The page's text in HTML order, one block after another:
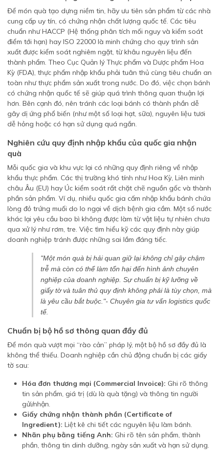
Để món quà tạo dựng niềm tin, hãy ưu tiên sản phẩm từ các nhà
cung cấp uy tín, có chứng nhận chất lượng quốc tế. Các tiêu
chuẩn như HACCP (Hệ thống phân tích mối nguy và kiểm soát
điểm tới hạn) hay ISO 22000 là minh chứng cho quy trình sản
xuất được kiểm soát nghiêm ngặt, từ khâu nguyên liệu đến
thành phẩm. Theo Cục Quản lý Thực phẩm và Dược phẩm Hoa
Kỳ (FDA), thực phẩm nhập khẩu phải tuân thủ cùng tiêu chuẩn an
toàn như thực phẩm sản xuất trong nước. Do đó, việc chọn bánh
có chứng nhận quốc tế sẽ giúp quá trình thông quan thuận lợi
hơn. Bên cạnh đó, nên tránh các loại bánh có thành phần dễ
gây dị ứng phổ biến (như một số loại hạt, sữa), nguyên liệu tươi
dễ hỏng hoặc có hạn sử dụng quá ngắn.
Nghiên cứu quy định nhập khẩu của quốc gia nhận
quà
Mỗi quốc gia và khu vực lại có những quy định riêng về nhập
khẩu thực phẩm. Các thị trường khó tính như Hoa Kỳ, Liên minh
châu Âu (EU) hay Úc kiểm soát rất chặt chẽ nguồn gốc và thành
phần sản phẩm. Ví dụ, nhiều quốc gia cấm nhập khẩu bánh chứa
lòng đỏ trứng muối do lo ngại về dịch bệnh gia cầm. Một số nước
khác lại yêu cầu bao bì không được làm từ vật liệu tự nhiên chưa
qua xử lý như rơm, tre. Việc tìm hiểu kỹ các quy định này giúp
doanh nghiệp tránh được những sai lầm đáng tiếc.
"Một món quà bị hải quan giữ lại không chỉ gây chậm
trễ mà còn có thể làm tổn hại đến hình ảnh chuyên
nghiệp của doanh nghiệp. Sự chuẩn bị kỹ lưỡng về
giấy tờ và tuân thủ quy định không phải là tùy chọn, mà
là yêu cầu bắt buộc."- Chuyên gia tư vấn logistics quốc
tế.
Chuẩn bị bộ hồ sơ thông quan đầy đủ
Để món quà vượt mọi “rào cản” pháp lý, một bộ hồ sơ đầy đủ là
không thể thiếu. Doanh nghiệp cần chủ động chuẩn bị các giấy
tờ sau:
Hóa đơn thương mại (Commercial Invoice): Ghi rõ thông
tin sản phẩm, giá trị (dù là quà tặng) và thông tin người
gửi/nhận.
Giấy chứng nhận thành phần (Certificate of
Ingredient): Liệt kê chi tiết các nguyên liệu làm bánh.
Nhãn phụ bằng tiếng Anh: Ghi rõ tên sản phẩm, thành
phần, thông tin dinh dưỡng, ngày sản xuất và hạn sử dụng.